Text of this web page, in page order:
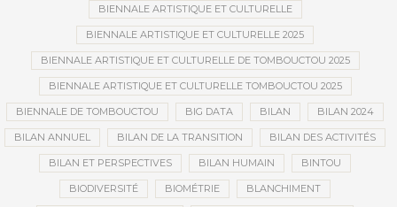
BIENNALE ARTISTIQUE ET CULTURELLE
BIENNALE ARTISTIQUE ET CULTURELLE 2025
BIENNALE ARTISTIQUE ET CULTURELLE DE TOMBOUCTOU 2025
BIENNALE ARTISTIQUE ET CULTURELLE TOMBOUCTOU 2025
BIENNALE DE TOMBOUCTOU BIG DATA BILAN BILAN 2024
BILAN ANNUEL BILAN DE LA TRANSITION BILAN DES ACTIVITÉS
BILAN ET PERSPECTIVES BILAN HUMAIN BINTOU
BIODIVERSITÉ BIOMÉTRIE BLANCHIMENT